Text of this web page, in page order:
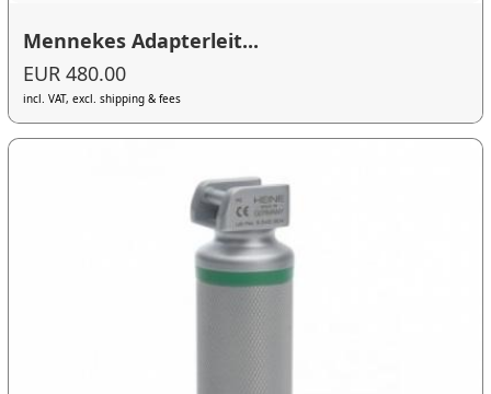
Mennekes Adapterleit...
EUR 480.00
incl. VAT, excl. shipping & fees